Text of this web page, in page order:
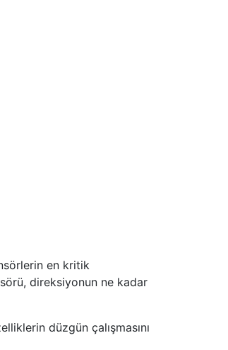
en kritik
direksiyonun ne kadar
düzgün çalışmasını